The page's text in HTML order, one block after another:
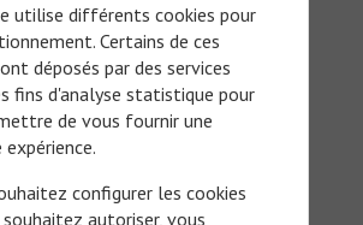
toute l'actualité NetCancer
vous à la newsletter NetCancer pour
notre actualité par email en exclusivité.
réservée aux professionnels de santé.
utilise différents cookies pour
Certains de ces
déposés par des services
fins d'analyse statistique pour
de vous fournir une
configurer les cookies
autoriser, vous